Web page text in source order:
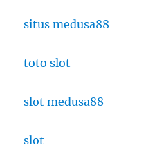
situs medusa88
toto slot
slot medusa88
slot